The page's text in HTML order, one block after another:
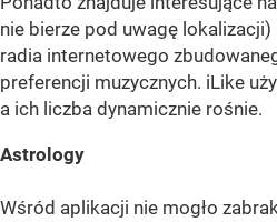
nie bierze pod uwagę lokalizacji)
radia internetowego
preferencji muzycznych. iLike
a ich liczba dynamicznie rośnie.
Astrology
Wśród aplikacji nie mogło